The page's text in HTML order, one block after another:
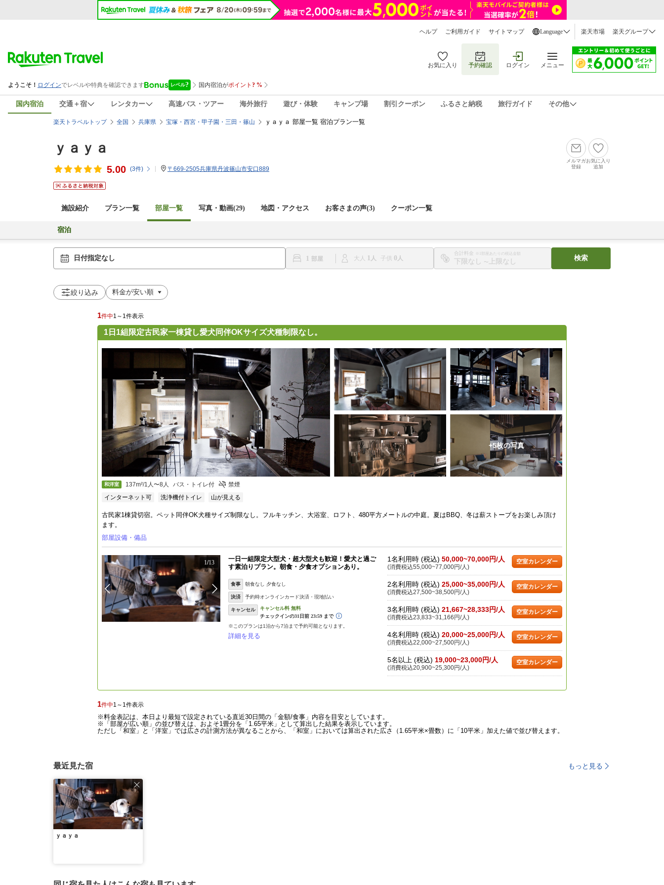
ヘルプ ご利用ガイド サイトマップ Language 楽天市場 楽天グループ
お気に入り 予約確認 ログイン メニュー
国内宿泊 交通＋宿 レンタカー 高速バス・ツアー 海外旅行 遊び・体験 キャンプ場 割引クーポン ふるさと納税 旅行ガイド その他
楽天トラベルトップ 全国 兵庫県 宝塚・西宮・甲子園・三田・篠山 ｙａｙａ 部屋一覧 宿泊プラン一覧
ｙａｙａ
5.00 (3件) 〒669-2505兵庫県丹波篠山市安口889
メルマガ
登録
お気に入り
追加
施設紹介 プラン一覧 部屋一覧 写真・動画(29) 地図・アクセス お客さまの声(3) クーポン一覧
宿泊
日付指定なし 1 大人 1 子供 0
合計料金 ※1部屋あたりの税込金額
〜
検索
絞り込み
1件中1～1件表示
1日1組限定古民家一棟貸し愛犬同伴OKサイズ犬種制限なし。
+5枚の写真
和洋室 137m²/1人〜8人 バス・トイレ付
禁煙
インターネット可
洗浄機付トイレ 山が見える
古民家1棟貸切宿。ペット同伴OK犬種サイズ制限なし。フルキッチン、大浴室、ロフト、480平方メートルの中庭。夏はBBQ、冬は薪ストーブをお楽しみ頂け
ます。
部屋設備・備品
1/13
一日一組限定大型犬・超大型犬も歓迎！愛犬と過ご
す素泊りプラン。朝食・夕食オプションあり。
食事 朝食なし 夕食なし
決済 予約時オンラインカード決済・現地払い
キャンセル
※このプランは1泊から7泊まで予約可能となります。
詳細を見る
1名利用時 (税込) 50,000~70,000円/人
(消費税込55,000~77,000円/人)
空室カレンダー
2名利用時 (税込) 25,000~35,000円/人
(消費税込27,500~38,500円/人)
空室カレンダー
3名利用時 (税込) 21,667~28,333円/人
(消費税込23,833~31,166円/人)
空室カレンダー
4名利用時 (税込) 20,000~25,000円/人
(消費税込22,000~27,500円/人)
空室カレンダー
5名以上 (税込) 19,000~23,000円/人
(消費税込20,900~25,300円/人)
空室カレンダー
1件中1～1件表示
※料金表記は、本日より最短で設定されている直近30日間の「金額/食事」内容を目安としています。
※「部屋が広い順」の並び替えは、およそ1畳分を「1.65平米」として算出した結果を表示しています。
ただし「和室」と「洋室」では広さの計測方法が異なることから、「和室」においては算出された広さ（1.65平米×畳数）に「10平米」加えた値で並び替えます。
最近見た宿 もっと見る
ｙａｙａ